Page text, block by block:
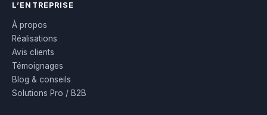
L’ENTREPRISE
À propos
Réalisations
Avis clients
Témoignages
Blog & conseils
Solutions Pro / B2B